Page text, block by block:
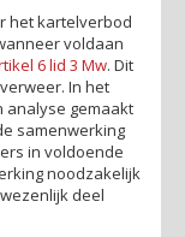
het kartelverbod
voldaan
6 lid 3 Mw. Dit
In het
analyse gemaakt
samenwerking
in voldoende
noodzakelijk
deel